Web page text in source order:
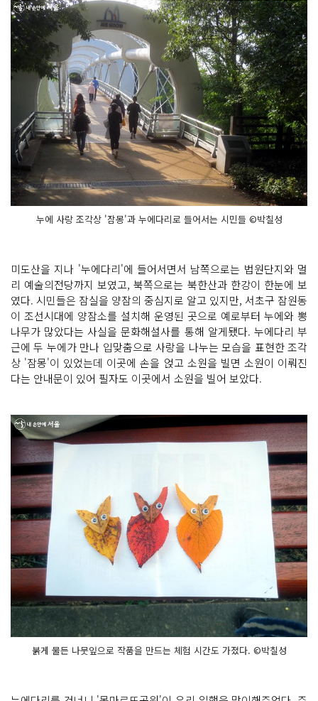
누에 사랑 조각상 '잠몽'과 누에다리로 들어서는 시민들 ©박칠성
미도산을 지나 '누에다리'에 들어서면서 남쪽으로는 법원단지와 멀
리 예술의전당까지 보였고, 북쪽으로는 북한산과 한강이 한눈에 보
였다. 시민들은 잠실을 양잠의 중심지로 알고 있지만, 서초구 잠원동
이 조선시대에 양잠소를 설치해 운영된 곳으로 예로부터 누에와 뽕
나무가 많았다는 사실을 문화해설사를 통해 알게됐다. 누에다리 부
근에 두 누에가 만나 입맞춤으로 사랑을 나누는 모습을 표현한 조각
상 '잠몽'이 있었는데 이곳에 손을 얹고 소원을 빌면 소원이 이뤄진
다는 안내문이 있어 필자도 이곳에서 소원을 빌어 보았다.
붉게 물든 나뭇잎으로 작품을 만드는 체험 시간도 가졌다. ©박칠성